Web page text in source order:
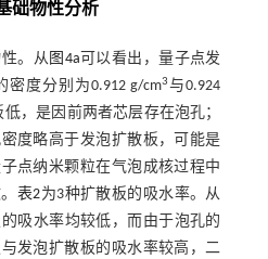
础物性分析
。从图4a 可以看出，量子点发
度分别为0.912 g/cm3与0.924
低，是因前两者芯层存在泡孔；
度略高于发泡扩散板，可能是
点纳米颗粒在气泡成核过程中
表2为3种扩散板的吸水率。从
吸水率均较低，而由于泡孔的
发泡扩散板的吸水率较高，二